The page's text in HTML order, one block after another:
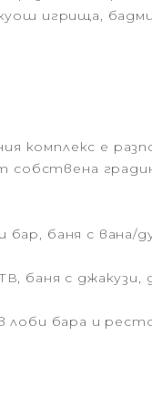
игрища,
комплекс е
баня с вана/
баня с
в лоби бара и